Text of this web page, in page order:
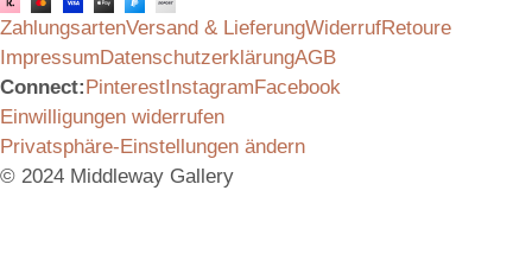
ZahlungsartenVersand & LieferungWiderrufRetoure
ImpressumDatenschutzerklärungAGB
Connect:PinterestInstagramFacebook
Einwilligungen widerrufen
Privatsphäre-Einstellungen ändern
© 2024 Middleway Gallery